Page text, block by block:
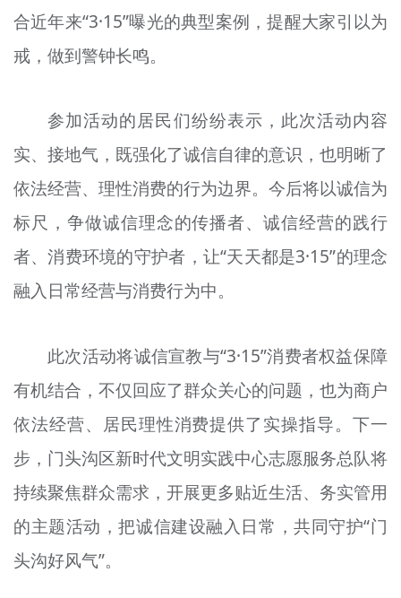
合近年来“3·15”曝光的典型案例，提醒大家引以为
戒，做到警钟长鸣。
参加活动的居民们纷纷表示，此次活动内容
实、接地气，既强化了诚信自律的意识，也明晰了
依法经营、理性消费的行为边界。今后将以诚信为
标尺，争做诚信理念的传播者、诚信经营的践行
者、消费环境的守护者，让“天天都是3·15”的理念
融入日常经营与消费行为中。
此次活动将诚信宣教与“3·15”消费者权益保障
有机结合，不仅回应了群众关心的问题，也为商户
依法经营、居民理性消费提供了实操指导。下一
步，门头沟区新时代文明实践中心志愿服务总队将
持续聚焦群众需求，开展更多贴近生活、务实管用
的主题活动，把诚信建设融入日常，共同守护“门
头沟好风气”。